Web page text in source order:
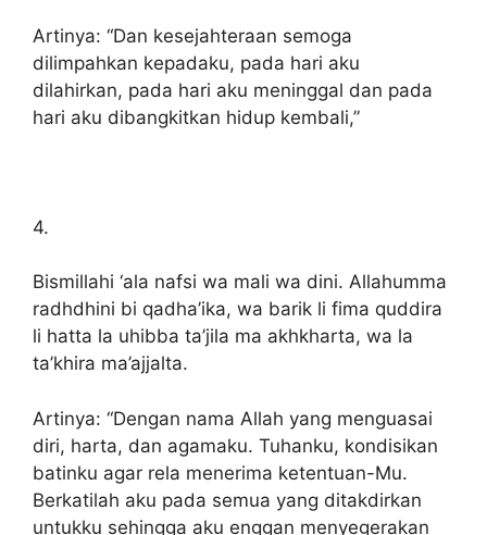
Artinya: “Dan kesejahteraan semoga
dilimpahkan kepadaku, pada hari aku
dilahirkan, pada hari aku meninggal dan pada
hari aku dibangkitkan hidup kembali,”
4.
Bismillahi ‘ala nafsi wa mali wa dini. Allahumma
radhdhini bi qadha’ika, wa barik li fima quddira
li hatta la uhibba ta’jila ma akhkharta, wa la
ta’khira ma’ajjalta.
Artinya: “Dengan nama Allah yang menguasai
diri, harta, dan agamaku. Tuhanku, kondisikan
batinku agar rela menerima ketentuan-Mu.
Berkatilah aku pada semua yang ditakdirkan
untukku sehingga aku enggan menyegerakan